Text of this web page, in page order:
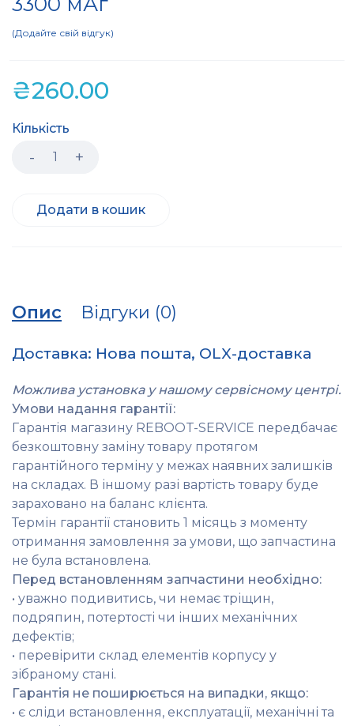
Додайте свій відгук
₴260.00
Кількість
Додати в кошик
Опис Відгуки (0)
Доставка: Нова пошта, OLX-доставка
Можлива установка у нашому сервісному центрі.
Умови надання гарантії:
Гарантія магазину REBOOT-SERVICE передбачає
безкоштовну заміну товару протягом
гарантійного терміну у межах наявних залишків
на складах. В іншому разі вартість товару буде
зараховано на баланс клієнта.
Термін гарантії становить 1 місяць з моменту
отримання замовлення за умови, що запчастина
не була встановлена.
Перед встановленням запчастини необхідно:
• уважно подивитись, чи немає тріщин,
подряпин, потертості чи інших механічних
дефектів;
• перевірити склад елементів корпусу у
зібраному стані.
Гарантія не поширюється на випадки, якщо:
• є сліди встановлення, експлуатації, механічні та